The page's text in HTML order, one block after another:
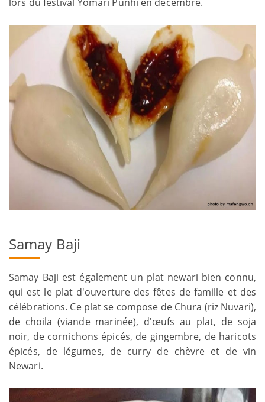
Samay Baji
Samay Baji est également un plat newari bien connu,
qui est le plat d'ouverture des fêtes de famille et des
célébrations. Ce plat se compose de Chura (riz Nuvari),
de choila (viande marinée), d'œufs au plat, de soja
noir, de cornichons épicés, de gingembre, de haricots
épicés, de légumes, de curry de chèvre et de vin
Newari.